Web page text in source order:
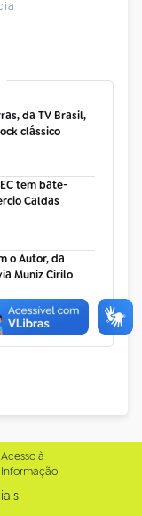
da TV Brasil,
clássico
tem bate-
Caldas
o Autor, da
Muniz Cirilo
Acesso à
Informação